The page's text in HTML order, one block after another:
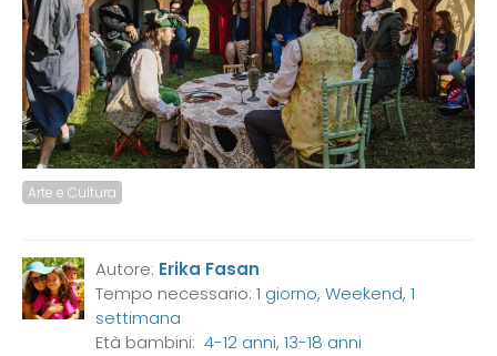
Arte e Cultura
Autore: Erika Fasan
Tempo necessario: 1 giorno, Weekend, 1
settimana
Età bambini: 4-12 anni, 13-18 anni